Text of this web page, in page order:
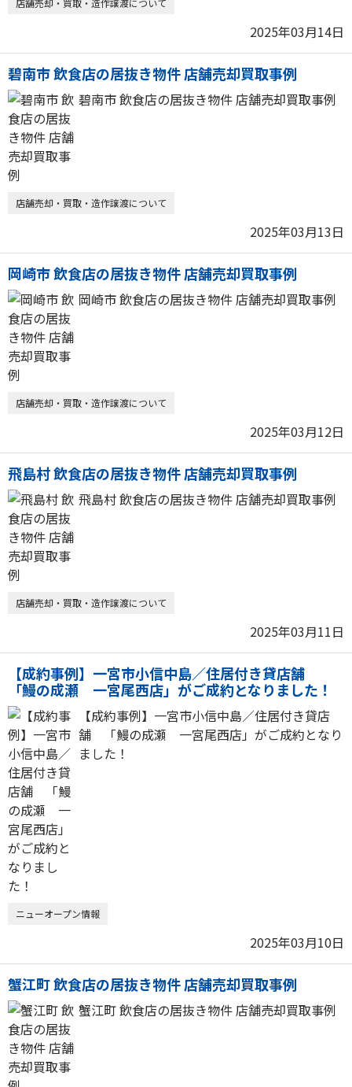
店舗売却・買取・造作譲渡について
2025年03月14日
碧南市 飲食店の居抜き物件 店舗売却買取事例
碧南市 飲食店の居抜き物件 店舗売却買取事例
店舗売却・買取・造作譲渡について
2025年03月13日
岡崎市 飲食店の居抜き物件 店舗売却買取事例
岡崎市 飲食店の居抜き物件 店舗売却買取事例
店舗売却・買取・造作譲渡について
2025年03月12日
飛島村 飲食店の居抜き物件 店舗売却買取事例
飛島村 飲食店の居抜き物件 店舗売却買取事例
店舗売却・買取・造作譲渡について
2025年03月11日
【成約事例】一宮市小信中島／住居付き貸店舗
「鰻の成瀬 一宮尾西店」がご成約となりました！
【成約事例】一宮市小信中島／住居付き貸店
舗 「鰻の成瀬 一宮尾西店」がご成約となり
ました！
ニューオープン情報
2025年03月10日
蟹江町 飲食店の居抜き物件 店舗売却買取事例
蟹江町 飲食店の居抜き物件 店舗売却買取事例